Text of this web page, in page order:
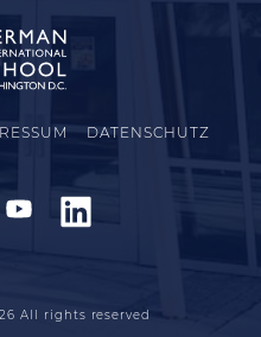
DATENSCHUTZ
All rights reserved